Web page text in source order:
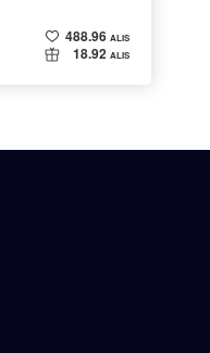
488.96 ALIS
18.92 ALIS